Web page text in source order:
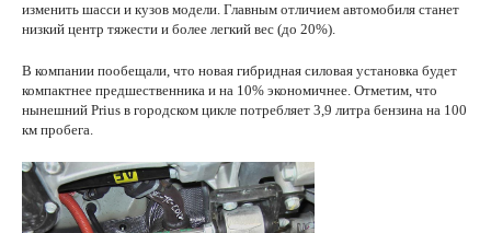
изменить шасси и кузов модели. Главным отличием автомобиля станет
низкий центр тяжести и более легкий вес (до 20%).
В компании пообещали, что новая гибридная силовая установка будет
компактнее предшественника и на 10% экономичнее. Отметим, что
нынешний Prius в городском цикле потребляет 3,9 литра бензина на 100
км пробега.